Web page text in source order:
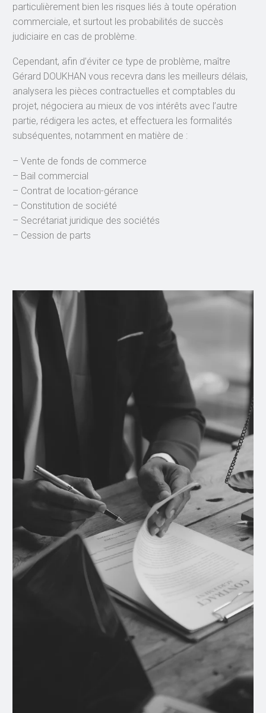
particulièrement bien les risques liés à toute opération
commerciale, et surtout les probabilités de succès
judiciaire en cas de problème.
Cependant, afin d’éviter ce type de problème, maître
Gérard DOUKHAN vous recevra dans les meilleurs délais,
analysera les pièces contractuelles et comptables du
projet, négociera au mieux de vos intérêts avec l’autre
partie, rédigera les actes, et effectuera les formalités
subséquentes, notamment en matière de :
– Vente de fonds de commerce
– Bail commercial
– Contrat de location-gérance
– Constitution de société
– Secrétariat juridique des sociétés
– Cession de parts